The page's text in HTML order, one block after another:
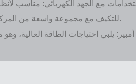
للتكيف مع مجموعة واسعة من المركبات الترفيهية وإعدادات التخييم.
أقصى سعة تيار 80 أمبير: يلبي احتياجات الطاقة